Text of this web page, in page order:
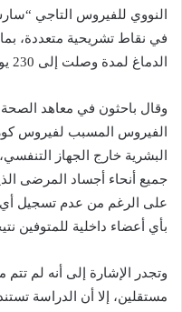
في نقاط تشريحية متعددة،
الدماغ لمدة وصلت إلى 230 يوما بعد ظهور الأعراض الأولية للإصابة.
وقال باحثون في معاهد الصحة
الفيروس المسبب لفيروس
البشرية خارج الجهاز
جميع أنحاء أجساد المرضى
على الرغم من عدم تسجيل
بأي أعضاء داخلية للمتوفين
وتجدر الإشارة إلى أنه لم تتم
مستقلين، إلا أن الدراسة